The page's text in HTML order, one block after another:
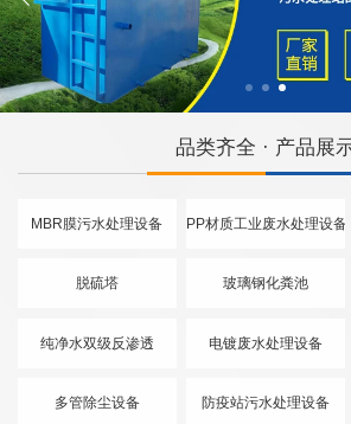
品类齐全 · 产品展
MBR膜污水处理设备 PP材质工业废水处理设备
脱硫塔 玻璃钢化粪池
纯净水双级反渗透 电镀废水处理设备
多管除尘设备 防疫站污水处理设备